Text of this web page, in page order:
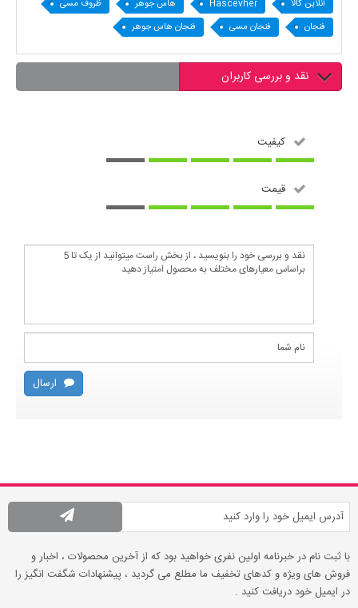
آنلاین کالا Hascevher هاس جوهر
ظروف مسی
فنجان
فنجان مسی فنجان هاس جوهر
نقد و بررسی کاربران
کیفیت
قیمت
ارسال
با ثبت نام در خبرنامه اولین نفری خواهید بود که از آخرین محصولات ، اخبار و
فروش های ویژه و کدهای تخفیف ما مطلع می گردید ، پیشنهادات شگفت انگیز را
در ایمیل خود دریافت کنید .